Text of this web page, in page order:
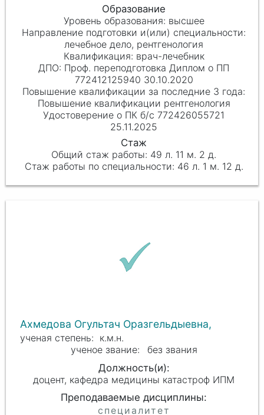
высшее
лечебное дело, рентгенология
врач-лечебник
Проф. переподготовка Диплом о ПП
772412125940 30.10.2020
Повышение квалификации рентгенология
Удостоверение о ПК б/с 772426055721
25.11.2025
49 л. 11 м. 2 д.
46 л. 1 м. 12 д.
Ахмедова Огультач Оразгельдыевна,
к.м.н.
без звания
доцент, кафедра медицины катастроф ИПМ